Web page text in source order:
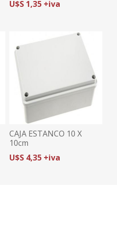
U$S 1,35 +iva
CAJA ESTANCO 10 X
10cm
U$S 4,35 +iva